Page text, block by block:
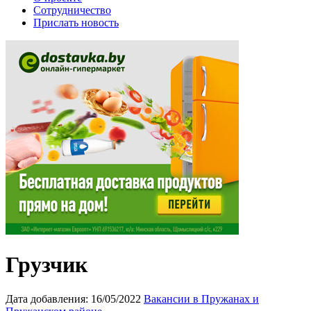
Сотрудничество
Прислать новость
Грузчик
Дата добавления: 16/05/2022 Вакансии в Пружанах и